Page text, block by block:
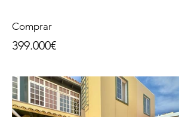
Comprar
399.000€